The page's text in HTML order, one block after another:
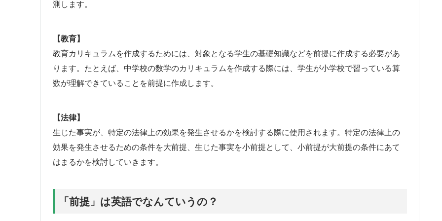
測します。
【教育】
教育カリキュラムを作成するためには、対象となる学生の基礎知識などを前提に作成する必要があ
ります。たとえば、中学校の数学のカリキュラムを作成する際には、学生が小学校で習っている算
数が理解できていることを前提に作成します。
【法律】
生じた事実が、特定の法律上の効果を発生させるかを検討する際に使用されます。特定の法律上の
効果を発生させるための条件を大前提、生じた事実を小前提として、小前提が大前提の条件にあて
はまるかを検討していきます。
「前提」は英語でなんていうの？